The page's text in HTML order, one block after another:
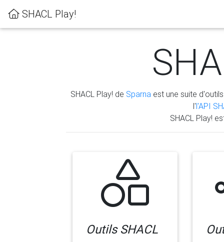
SHACL Play!
SHACL Play! de Sparna est une suite
l'l'API
SHACL Play!
Outils SHACL